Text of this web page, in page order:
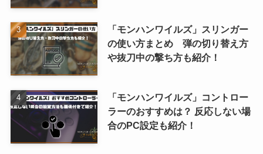
「モンハンワイルズ」スリンガー
の使い方まとめ 弾の切り替え方
や抜刀中の撃ち方も紹介！
「モンハンワイルズ」コントロー
ラーのおすすめは？ 反応しない場
合のPC設定も紹介！